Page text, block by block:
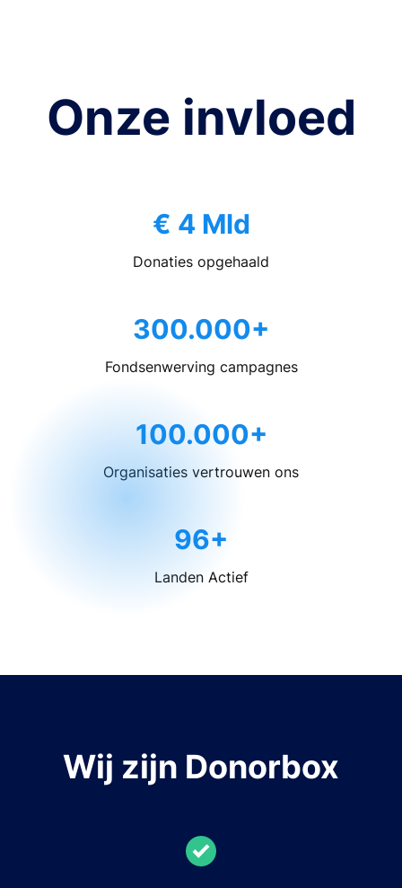
Onze invloed
€ 4 Mld
Donaties opgehaald
300.000+
Fondsenwerving campagnes
100.000+
Organisaties vertrouwen ons
96+
Landen Actief
Wij zijn Donorbox